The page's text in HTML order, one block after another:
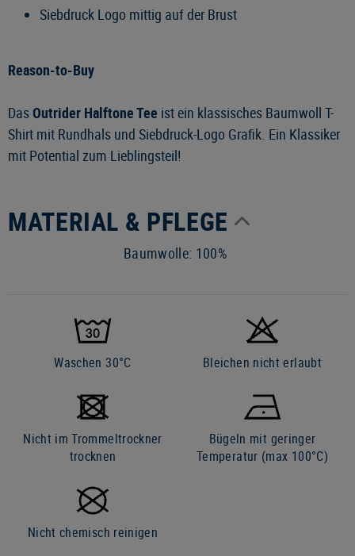
Siebdruck Logo mittig auf der Brust
Reason-to-Buy
DasOutrider Halftone Tee ist ein klassisches Baumwoll T-
Shirt mit Rundhals und Siebdruck-Logo Grafik. Ein Klassiker
mit Potential zum Lieblingsteil!
MATERIAL & PFLEGE
Baumwolle: 100%
Waschen 30°C Bleichen nicht erlaubt
Nicht im Trommeltrockner
trocknen
Bügeln mit geringer
Temperatur (max 100°C)
Nicht chemisch reinigen